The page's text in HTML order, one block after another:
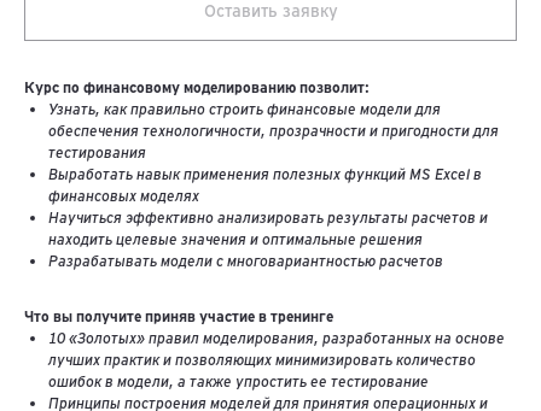
Оставить заявку
Курс по финансовому моделированию позволит:
Узнать, как правильно строить финансовые модели для
обеспечения технологичности, прозрачности и пригодности для
тестирования
Выработать навык применения полезных функций MS Excel в
финансовых моделях
Научиться эффективно анализировать результаты расчетов и
находить целевые значения и оптимальные решения
Разрабатывать модели с многовариантностью расчетов
Что вы получите приняв участие в тренинге
10 «Золотых» правил моделирования, разработанных на основе
лучших практик и позволяющих минимизировать количество
ошибок в модели, а также упростить ее тестирование
Принципы построения моделей для принятия операционных и